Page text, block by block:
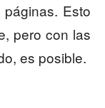
Esto
pero con las
es posible.